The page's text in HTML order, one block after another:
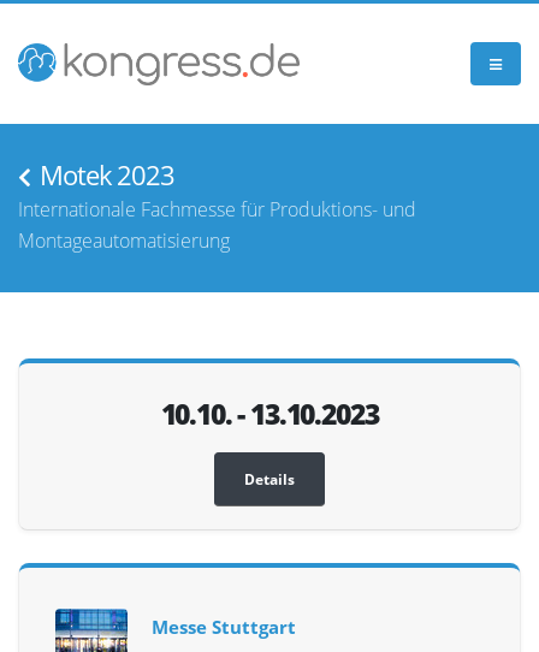
Motek 2023
Internationale Fachmesse für Produktions- und
Montageautomatisierung
10.10. - 13.10.2023
Details
Messe Stuttgart